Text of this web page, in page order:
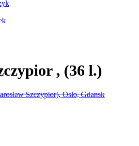
, (36 l.)